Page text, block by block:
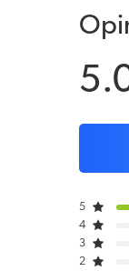
5
4
3
2